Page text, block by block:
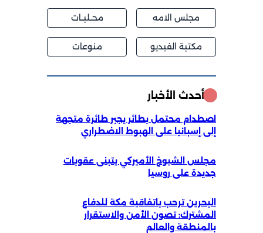
مجلس الامه محــليــات
مكتبة الفيديو منوعات
أحدث الأخبار
اصطدام محتمل بطائر يجبر طائرة متجهة
إلى إسبانيا على الهبوط الاضطراري
مجلس الشيوخ الأميركي يتبنى عقوبات
جديدة على روسيا
البحرين ترحب باتفاقية مكة للدفاع
المشترك: تصون الأمن والاستقرار
بالمنطقة والعالم